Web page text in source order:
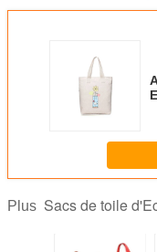
Plus Sacs de toile